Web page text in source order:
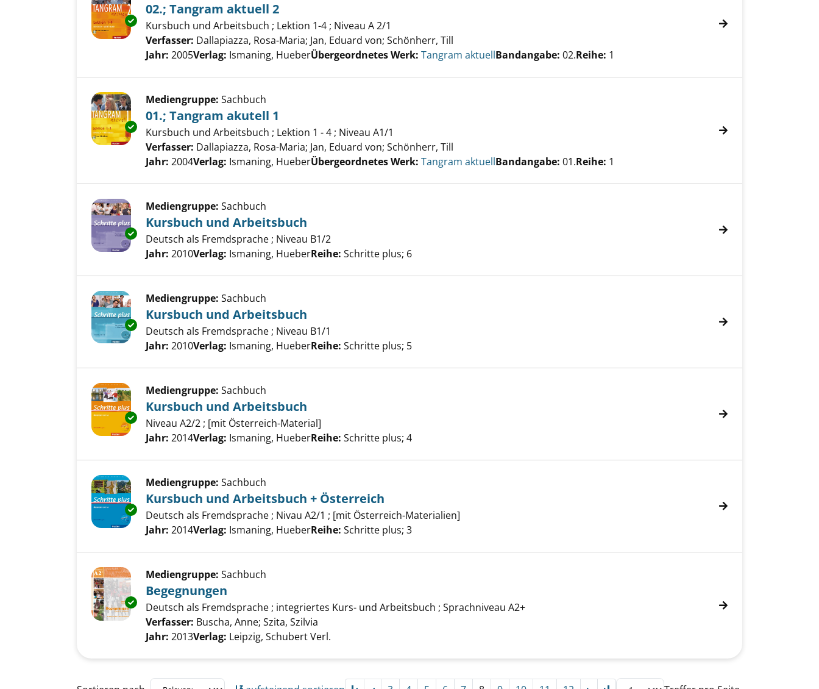
Exemplar-Details von 02.; Tangram aktuell 2 anzeigen
02.; Tangram aktuell 2
Kursbuch und Arbeitsbuch ; Lektion 1-4 ; Niveau A 2/1
Verfasser: Dallapiazza, Rosa-Maria; Jan, Eduard von; Schönherr, Till
Jahr: 2005Verlag: Ismaning, HueberÜbergeordnetes Werk: Tangram aktuellBandangabe: 02.Reihe: 1
Exemplar-Details von 01.; Tangram akutell 1 anzeigen
Mediengruppe: Sachbuch
01.; Tangram akutell 1
Kursbuch und Arbeitsbuch ; Lektion 1 - 4 ; Niveau A1/1
Verfasser: Dallapiazza, Rosa-Maria; Jan, Eduard von; Schönherr, Till
Jahr: 2004Verlag: Ismaning, HueberÜbergeordnetes Werk: Tangram aktuellBandangabe: 01.Reihe: 1
Exemplar-Details von Kursbuch und Arbeitsbuch anzeigen
Mediengruppe: Sachbuch
Kursbuch und Arbeitsbuch
Deutsch als Fremdsprache ; Niveau B1/2
Suche nach diesem Verfasser
Jahr: 2010Verlag: Ismaning, HueberReihe: Schritte plus; 6
Exemplar-Details von Kursbuch und Arbeitsbuch anzeigen
Mediengruppe: Sachbuch
Kursbuch und Arbeitsbuch
Deutsch als Fremdsprache ; Niveau B1/1
Suche nach diesem Verfasser
Jahr: 2010Verlag: Ismaning, HueberReihe: Schritte plus; 5
Exemplar-Details von Kursbuch und Arbeitsbuch anzeigen
Mediengruppe: Sachbuch
Kursbuch und Arbeitsbuch
Niveau A2/2 ; [mit Österreich-Material]
Suche nach diesem Verfasser
Jahr: 2014Verlag: Ismaning, HueberReihe: Schritte plus; 4
Exemplar-Details von Kursbuch und Arbeitsbuch + Österreich anzeigen
Mediengruppe: Sachbuch
Kursbuch und Arbeitsbuch + Österreich
Deutsch als Fremdsprache ; Nivau A2/1 ; [mit Österreich-Materialien]
Suche nach diesem Verfasser
Jahr: 2014Verlag: Ismaning, HueberReihe: Schritte plus; 3
Exemplar-Details von Begegnungen anzeigen
Mediengruppe: Sachbuch
Begegnungen
Deutsch als Fremdsprache ; integriertes Kurs- und Arbeitsbuch ; Sprachniveau A2+
Verfasser: Buscha, Anne; Szita, Szilvia
Jahr: 2013Verlag: Leipzig, Schubert Verl.
Zu den Suchfiltern springen